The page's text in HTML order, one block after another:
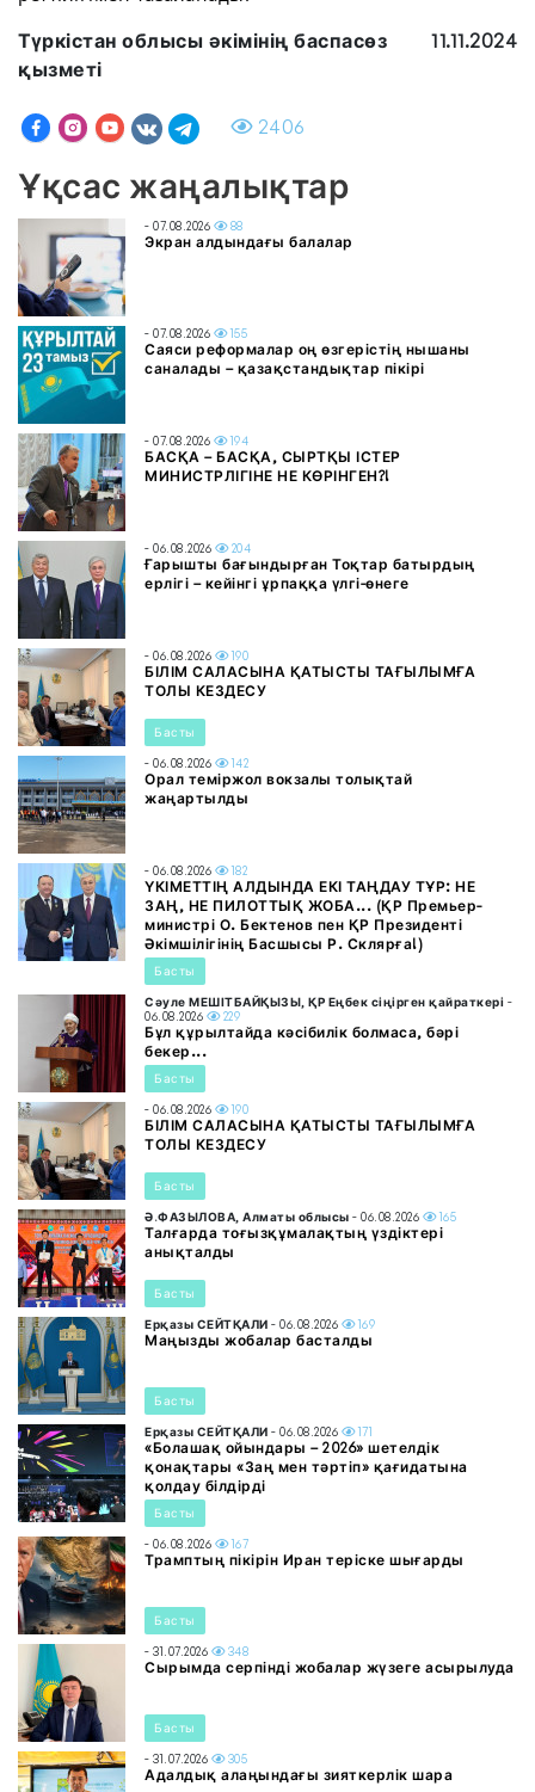
Түркістан облысы әкімінің баспасөз
қызметі
11.11.2024
2406
Ұқсас жаңалықтар
- 07.08.2026 88
Экран алдындағы балалар
- 07.08.2026 155
Саяси реформалар оң өзгерістің нышаны
саналады – қазақстандықтар пікірі
- 07.08.2026 194
БАСҚА – БАСҚА, СЫРТҚЫ ІСТЕР
МИНИСТРЛІГІНЕ НЕ КӨРІНГЕН?!
- 06.08.2026 204
Ғарышты бағындырған Тоқтар батырдың
ерлігі – кейінгі ұрпаққа үлгі-өнеге
- 06.08.2026 190
БІЛІМ САЛАСЫНА ҚАТЫСТЫ ТАҒЫЛЫМҒА
ТОЛЫ КЕЗДЕСУ
Басты
- 06.08.2026 142
Орал теміржол вокзалы толықтай
жаңартылды
- 06.08.2026 182
ҮКІМЕТТІҢ АЛДЫНДА ЕКІ ТАҢДАУ ТҰР: НЕ
ЗАҢ, НЕ ПИЛОТТЫҚ ЖОБА... (ҚР Премьер-
министрі О. Бектенов пен ҚР Президенті
Әкімшілігінің Басшысы Р. Склярға!)
Басты
Сәуле МЕШІТБАЙҚЫЗЫ, ҚР Еңбек сіңірген қайраткері -
06.08.2026
229
Бұл құрылтайда кәсібилік болмаса, бәрі
бекер...
Басты
- 06.08.2026 190
БІЛІМ САЛАСЫНА ҚАТЫСТЫ ТАҒЫЛЫМҒА
ТОЛЫ КЕЗДЕСУ
Басты
Ә.ФАЗЫЛОВА, Алматы облысы - 06.08.2026 165
Талғарда тоғызқұмалақтың үздіктері
анықталды
Басты
Ерқазы СЕЙТҚАЛИ - 06.08.2026 169
Маңызды жобалар басталды
Басты
Ерқазы СЕЙТҚАЛИ - 06.08.2026 171
«Болашақ ойындары – 2026» шетелдік
қонақтары «Заң мен тәртіп» қағидатына
қолдау білдірді
Басты
- 06.08.2026 167
Трамптың пікірін Иран теріске шығарды
Басты
- 31.07.2026 348
Сырымда серпінді жобалар жүзеге асырылуда
Басты
- 31.07.2026 305
Адалдық алаңындағы зияткерлік шара